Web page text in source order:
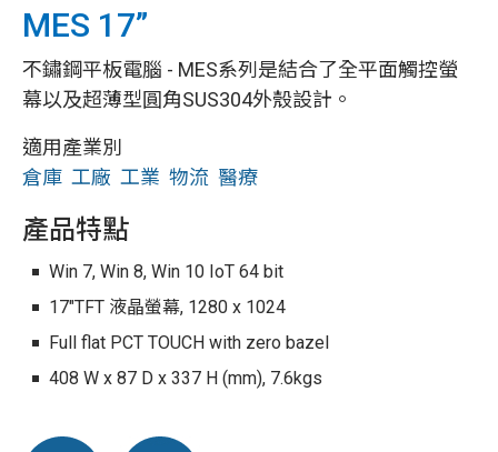
MES 17”
不鏽鋼平板電腦 - MES系列是結合了全平面觸控螢
幕以及超薄型圓角SUS304外殼設計。
適用產業別
倉庫 工廠 工業 物流 醫療
產品特點
Win 7, Win 8, Win 10 IoT 64 bit
17"TFT 液晶螢幕, 1280 x 1024
Full flat PCT TOUCH with zero bazel
408 W x 87 D x 337 H (mm), 7.6kgs